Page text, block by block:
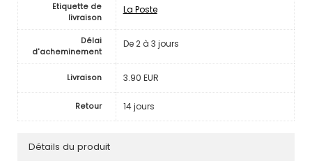
Etiquette de
livraison
La Poste
Délai
d'acheminement
De 2 à 3 jours
Livraison 3.90 EUR
Retour 14 jours
Détails du produit